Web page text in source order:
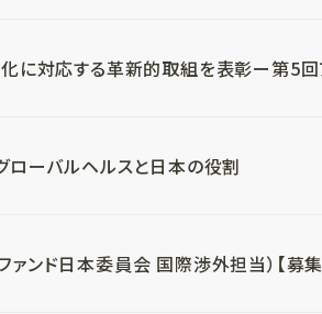
化に対応する革新的取組を表彰ー第5
ローバルヘルスと日本の役割
ンド日本委員会 国際渉外担当）【募集